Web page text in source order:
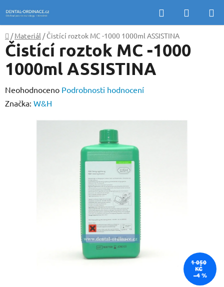
na
obsah
Hledat
KOŠÍK
Domů
/ Materiál / Čistící roztok MC -1000 1000ml ASSISTINA
Čistící roztok MC -1000
1000ml ASSISTINA
Průměrné
hodnocení
Neohodnoceno Podrobnosti hodnocení
Značka: W&H
1 050
KČ
–4 %